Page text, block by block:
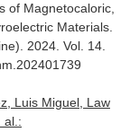
of Magnetocaloric,
Materials.
. 2024. Vol. 14.
Luis Miguel, Law
al.: